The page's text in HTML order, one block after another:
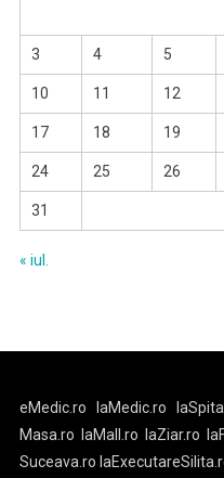
3 4 5
10 11 12
17 18 19
24 25 26
31
« iul.
eMedic.ro laMedic.ro
Masa.ro laMall.ro laZiar.ro
Suceava.ro